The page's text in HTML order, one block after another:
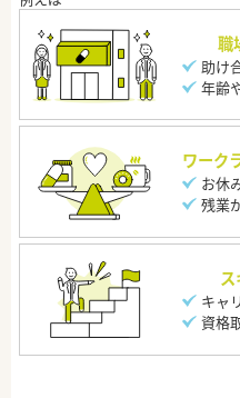
職
助け
年齢
ワーク
お休
残業
ス
キャ
資格